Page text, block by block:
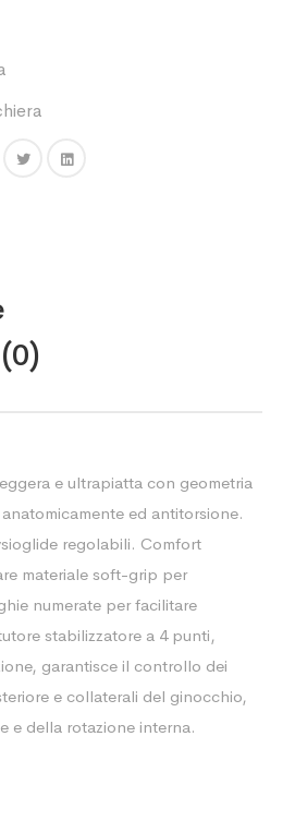
e ultrapiatta con geometria
ed antitorsione.
regolabili. Comfort
materiale soft-grip per
numerate per facilitare
stabilizzatore a 4 punti,
garantisce il controllo dei
e collaterali del ginocchio,
e della rotazione interna.